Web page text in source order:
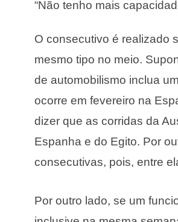
“Não tenho mais
O consecutivo é realizado
mesmo tipo no meio.
de automobilismo inclua
ocorre em fevereiro na
dizer que as corridas da
Espanha e do Egito. Por
consecutivas, pois, entre
Por outro lado, se um